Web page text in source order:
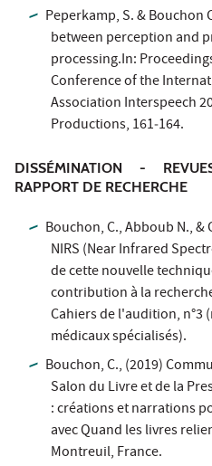
Peperkamp, S. & Bouchon
between perception and
processing.In:
Conference of the
Association Interspeech
Productions, 161‐164.
DISSÉMINATION -
RAPPORT DE RECHERCHE
Bouchon, C., Abboub N., &
NIRS (Near Infrared
de cette nouvelle
contribution à la
Cahiers de l'audition, n°3
médicaux spécialisés).
Bouchon, C., (2019)
Salon du Livre et de la
: créations et narrations
avec Quand les livres
Montreuil, France.